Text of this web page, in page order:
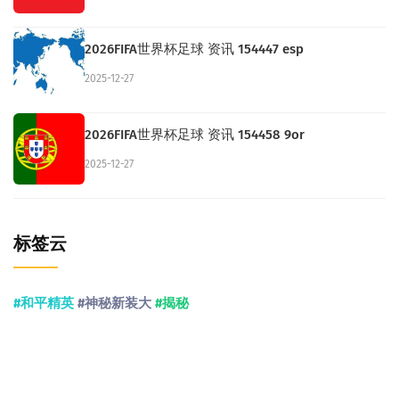
2026FIFA世界杯足球 资讯 154447 esp
2025-12-27
2026FIFA世界杯足球 资讯 154458 9or
2025-12-27
标签云
#和平精英 #神秘新装大 #揭秘